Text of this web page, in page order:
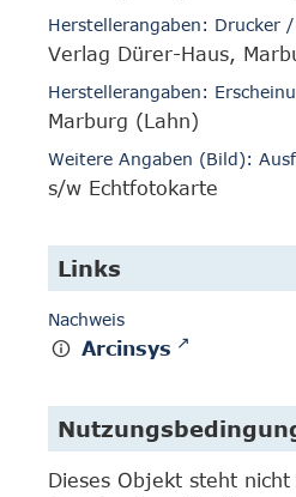
Herstellerangaben: Drucker
Verlag Dürer-Haus,
Herstellerangaben:
Marburg (Lahn)
Weitere Angaben (Bild):
s/w Echtfotokarte
Links
Nachweis
Arcinsys
Dieses Objekt steht